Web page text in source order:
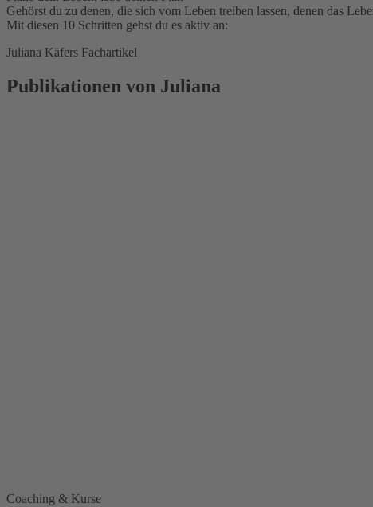
Gehörst du zu denen, die sich vom Leben treiben lassen, denen das
Mit diesen 10 Schritten gehst du es aktiv an:
Juliana Käfers Fachartikel
Publikationen von Juliana
Coaching & Kurse